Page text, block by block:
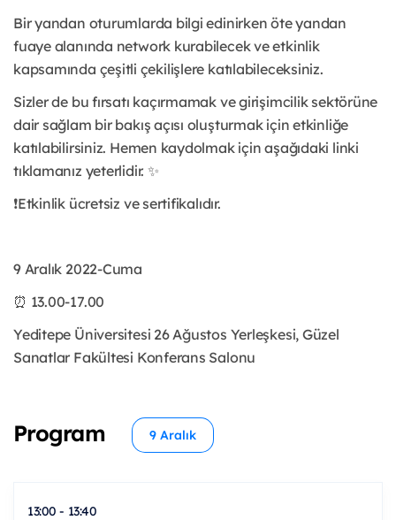
Bir yandan oturumlarda bilgi edinirken öte yandan
fuaye alanında network kurabilecek ve etkinlik
kapsamında çeşitli çekilişlere katılabileceksiniz.
Sizler de bu fırsatı kaçırmamak ve girişimcilik sektörüne
dair sağlam bir bakış açısı oluşturmak için etkinliğe
katılabilirsiniz. Hemen kaydolmak için aşağıdaki linki
tıklamanız yeterlidir. ✨
❗️Etkinlik ücretsiz ve sertifikalıdır.
9 Aralık 2022-Cuma
⏰ 13.00-17.00
Yeditepe Üniversitesi 26 Ağustos Yerleşkesi, Güzel
Sanatlar Fakültesi Konferans Salonu
Program 9 Aralık
13:00 - 13:40